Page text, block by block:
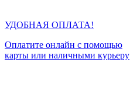
УДОБНАЯ ОПЛАТА!
Оплатите онлайн с помощью
карты или наличными курьеру